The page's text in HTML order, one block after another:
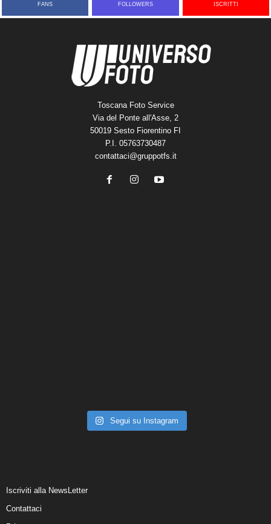
FANS FOLLOWERS ISCRITTI
Toscana Foto Service
Via del Ponte all'Asse, 2
50019 Sesto Fiorentino FI
P.I. 05763730487
contattaci@gruppotfs.it
Segui su Instagram
Iscriviti alla NewsLetter
Contattaci